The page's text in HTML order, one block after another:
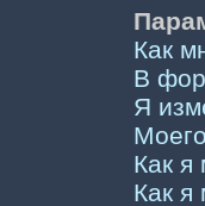
Как
В
Я
Как я
Как я